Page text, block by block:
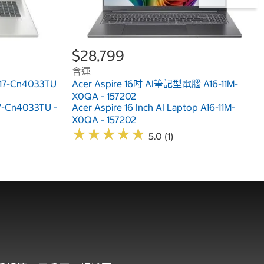
Cn4033TU
Cn4033TU -
$28,799
含運
Acer Aspire 16吋 AI筆記型電腦 A16-11M-
X0QA - 157202
Acer Aspire 16 Inch AI Laptop A16-11M-
X0QA - 157202
★★★★★
★★★★★ 5.0 (1)